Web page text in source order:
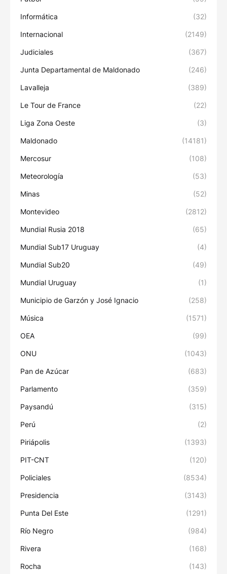
Informática (32)
Internacional (2149)
Judiciales (367)
Junta Departamental de Maldonado (246)
Lavalleja (389)
Le Tour de France (22)
Liga Zona Oeste (3)
Maldonado (14181)
Mercosur (108)
Meteorología (53)
Minas (52)
Montevideo (2812)
Mundial Rusia 2018 (65)
Mundial Sub17 Uruguay (4)
Mundial Sub20 (49)
Mundial Uruguay (1)
Municipio de Garzón y José Ignacio (258)
Música (1571)
OEA (99)
ONU (1043)
Pan de Azúcar (683)
Parlamento (359)
Paysandú (315)
Perú (2)
Piriápolis (1393)
PIT-CNT (120)
Policiales (8534)
Presidencia (3143)
Punta Del Este (1291)
Río Negro (984)
Rivera (168)
Rocha (143)